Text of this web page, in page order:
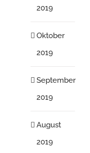
2019
Oktober
2019
September
2019
August
2019